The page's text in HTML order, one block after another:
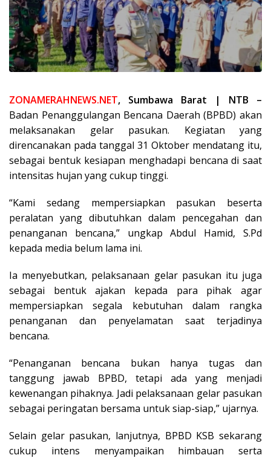
ZONAMERAHNEWS.NET, Sumbawa Barat | NTB –
Badan Penanggulangan Bencana Daerah (BPBD) akan
melaksanakan gelar pasukan. Kegiatan yang
direncanakan pada tanggal 31 Oktober mendatang itu,
sebagai bentuk kesiapan menghadapi bencana di saat
intensitas hujan yang cukup tinggi.
“Kami sedang mempersiapkan pasukan beserta
peralatan yang dibutuhkan dalam pencegahan dan
penanganan bencana,” ungkap Abdul Hamid, S.Pd
kepada media belum lama ini.
Ia menyebutkan, pelaksanaan gelar pasukan itu juga
sebagai bentuk ajakan kepada para pihak agar
mempersiapkan segala kebutuhan dalam rangka
penanganan dan penyelamatan saat terjadinya
bencana.
“Penanganan bencana bukan hanya tugas dan
tanggung jawab BPBD, tetapi ada yang menjadi
kewenangan pihaknya. Jadi pelaksanaan gelar pasukan
sebagai peringatan bersama untuk siap-siap,” ujarnya.
Selain gelar pasukan, lanjutnya, BPBD KSB sekarang
cukup intens menyampaikan himbauan serta